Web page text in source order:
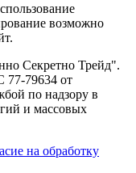
возможно
Секретно Трейд".
77-79634 от
по надзору в
и массовых
на обработку